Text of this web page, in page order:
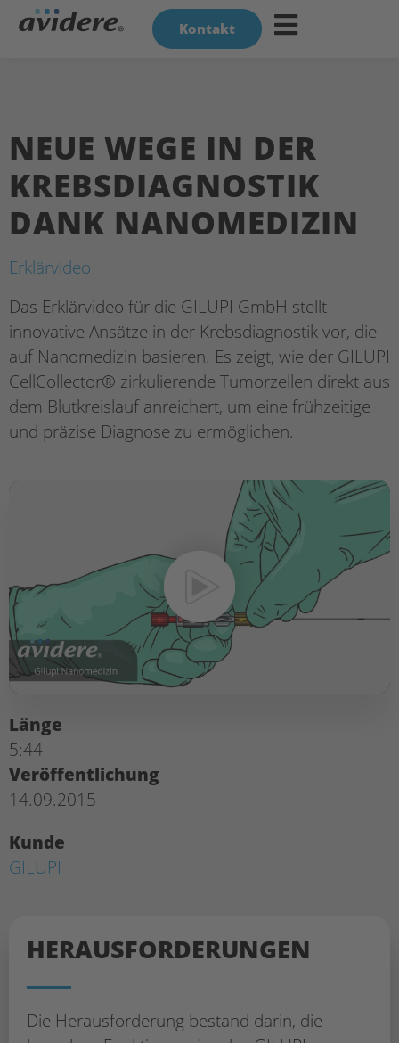
Kontakt
NEUE WEGE IN DER
KREBSDIAGNOSTIK
DANK NANOMEDIZIN
Erklärvideo
Das Erklärvideo für die GILUPI GmbH stellt
innovative Ansätze in der Krebsdiagnostik vor, die
auf Nanomedizin basieren. Es zeigt, wie der GILUPI
CellCollector® zirkulierende Tumorzellen direkt aus
dem Blutkreislauf anreichert, um eine frühzeitige
und präzise Diagnose zu ermöglichen.
Länge
5:44
Veröffentlichung
14.09.2015
Kunde
GILUPI
HERAUS­FORDERUNGEN
Die Herausforderung bestand darin, die